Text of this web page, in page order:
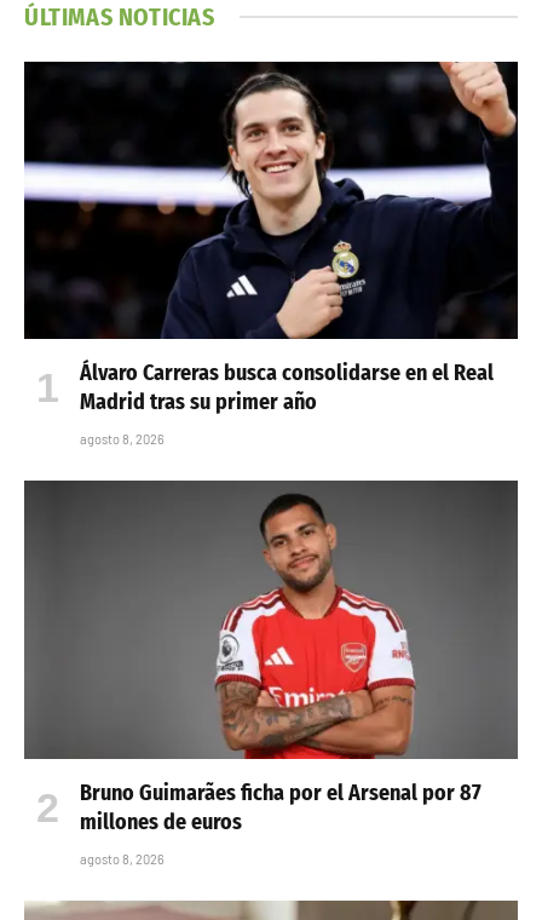
ÚLTIMAS NOTICIAS
Álvaro Carreras busca consolidarse en el Real
Madrid tras su primer año
agosto 8, 2026
Bruno Guimarães ficha por el Arsenal por 87
millones de euros
agosto 8, 2026